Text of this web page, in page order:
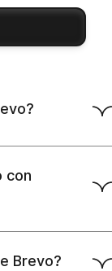
con
Brevo?